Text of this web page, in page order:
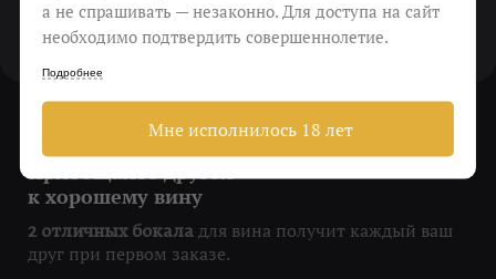
12,5%
к хорошему вину
2 отличных бокала для вина получит каждый ваш
друг при первом заказе.
а не спрашивать — незаконно. Для доступа на сайт
необходимо подтвердить совершеннолетие.
Подробнее
Мне исполнилось 18 лет